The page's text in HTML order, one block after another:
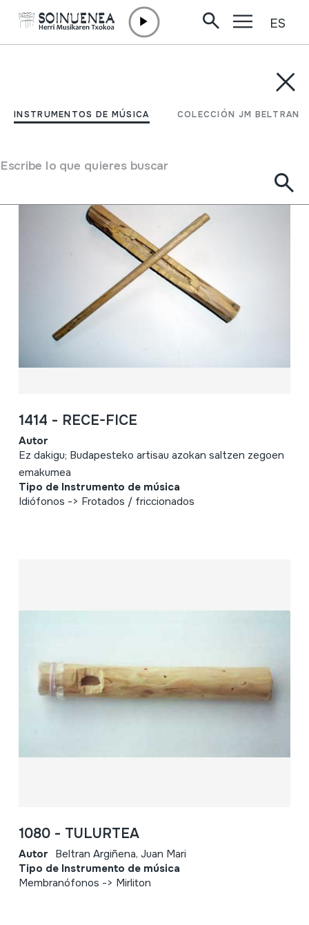
INSTRUMENTOS DE MÚSICA COLECCIÓN JM BELTRAN
Escribe lo que quieres buscar
ES
COLECCIÓN JM BELTRAN
Filtrar
1414 - RECE-FICE
Autor
Ez dakigu; Budapesteko artisau azokan saltzen zegoen
emakumea
Tipo de Instrumento de música
Idiófonos -> Frotados / friccionados
1080 - TULURTEA
Autor Beltran Argiñena, Juan Mari
Tipo de Instrumento de música
Membranófonos -> Mirliton